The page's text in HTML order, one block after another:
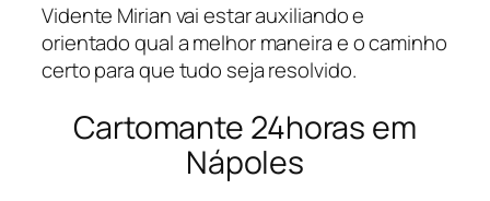
Vidente Mirian vai estar auxiliando e
orientado qual a melhor maneira e o caminho
certo para que tudo seja resolvido.
Cartomante 24horas em
Nápoles